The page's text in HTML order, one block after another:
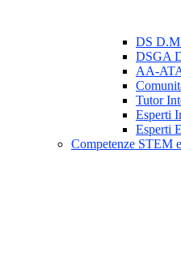
DS
DSGA
AA-
Tutor
Esperti
Esperti
Competenze STEM